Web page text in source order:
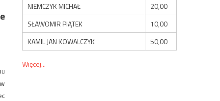
NIEMCZYK MICHAŁ
20,00
SŁAWOMIR PIĄTEK
10,00
KAMIL JAN KOWALCZYK
50,00
Więcej...